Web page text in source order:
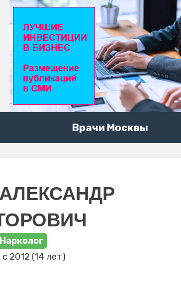
Врачи Москвы
Нарколог
2012 (14 лет)